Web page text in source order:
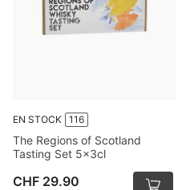
EN STOCK 116
The Regions of Scotland
Tasting Set 5x3cl
CHF 29.90